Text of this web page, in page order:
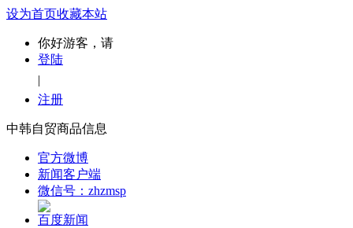
设为首页收藏本站
你好游客，请
登陆
|
注册
中韩自贸商品信息
官方微博
新闻客户端
微信号：zhzmsp
百度新闻